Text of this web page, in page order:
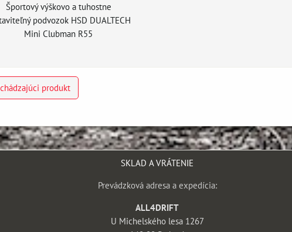
Športový výškovo a tuhostne
podvozok HSD DUALTECH
Mini Clubman R55
produkt
SKLAD A VRÁTENIE
Prevádzková adresa a expedícia:
ALL4DRIFT
U Michelského lesa 1267